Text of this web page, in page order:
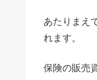
あたりまえ
れます。
保険の販売